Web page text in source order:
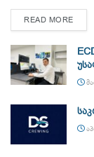
READ MORE